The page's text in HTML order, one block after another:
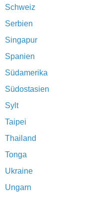
Schweiz
Serbien
Singapur
Spanien
Südamerika
Südostasien
Sylt
Taipei
Thailand
Tonga
Ukraine
Ungarn